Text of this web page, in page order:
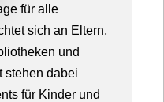
für alle
sich an Eltern,
und
stehen dabei
für Kinder und